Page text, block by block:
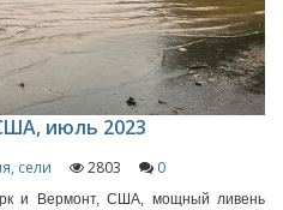
июль 2023
сели 2803 0
и Вермонт, США, мощный ливень